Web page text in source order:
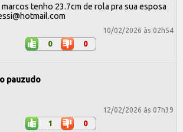
marcos tenho 23.7cm de rola pra sua esposa
10/02/2026 às 02h54
0 0
pauzudo
12/02/2026 às 07h39
1 0